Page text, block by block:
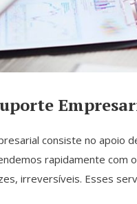
consiste no apoio
rapidamente com
irreversíveis. Esses